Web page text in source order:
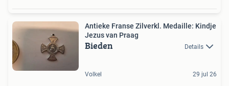
Antieke Franse Zilverkl. Medaille: Kindje
Jezus van Praag
Bieden Details
Volkel 29 jul 26